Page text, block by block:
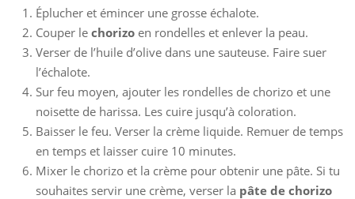
Éplucher et émincer une grosse échalote.
Couper le chorizo en rondelles et enlever la peau.
Verser de l’huile d’olive dans une sauteuse. Faire suer
l’échalote.
Sur feu moyen, ajouter les rondelles de chorizo et une
noisette de harissa. Les cuire jusqu’à coloration.
Baisser le feu. Verser la crème liquide. Remuer de temps
en temps et laisser cuire 10 minutes.
Mixer le chorizo et la crème pour obtenir une pâte. Si tu
souhaites servir une crème, verser la pâte de chorizo